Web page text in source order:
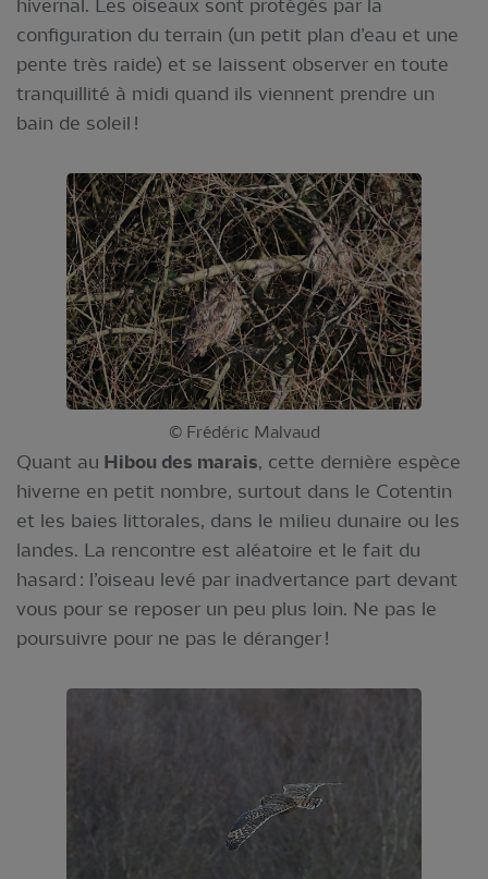
hivernal. Les oiseaux sont protégés par la
configuration du terrain (un petit plan d’eau et une
pente très raide) et se laissent observer en toute
tranquillité à midi quand ils viennent prendre un
bain de soleil !
© Frédéric Malvaud
Quant au Hibou des marais, cette dernière espèce
hiverne en petit nombre, surtout dans le Cotentin
et les baies littorales, dans le milieu dunaire ou les
landes. La rencontre est aléatoire et le fait du
hasard : l’oiseau levé par inadvertance part devant
vous pour se reposer un peu plus loin. Ne pas le
poursuivre pour ne pas le déranger !